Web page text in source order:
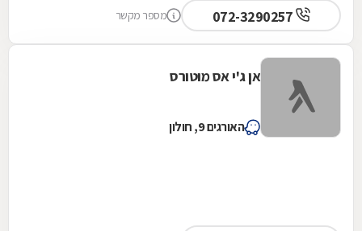
מספר מקשר
אן ג'י אס מוטורס
האורגים 9, חולון